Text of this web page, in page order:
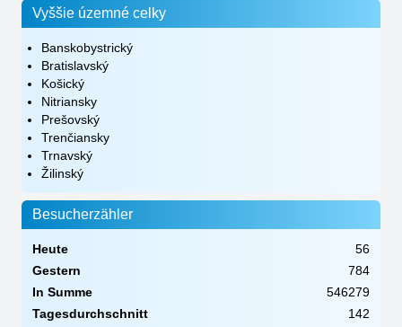
Vyššie územné celky
Banskobystrický
Bratislavský
Košický
Nitriansky
Prešovský
Trenčiansky
Trnavský
Žilinský
Besucherzähler
Heute
56
Gestern
784
In Summe
546279
Tagesdurchschnitt
142